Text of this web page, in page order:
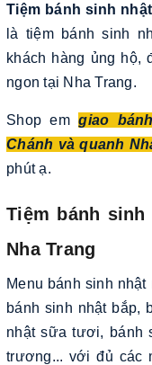
Tiệm bánh sinh
là tiệm bánh sinh
khách hàng ủng hộ,
ngon tại Nha Trang.
Shop emgiao
Chánh và quanh
phút ạ.
Tiệm bánh
Nha Trang
Menu bánh sinh
bánh sinh nhật bắp,
nhật sữa tươi, bánh
trương... với đủ các